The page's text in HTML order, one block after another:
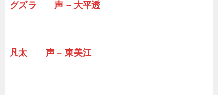
グズラ 声 – 大平透
凡太 声 – 東美江